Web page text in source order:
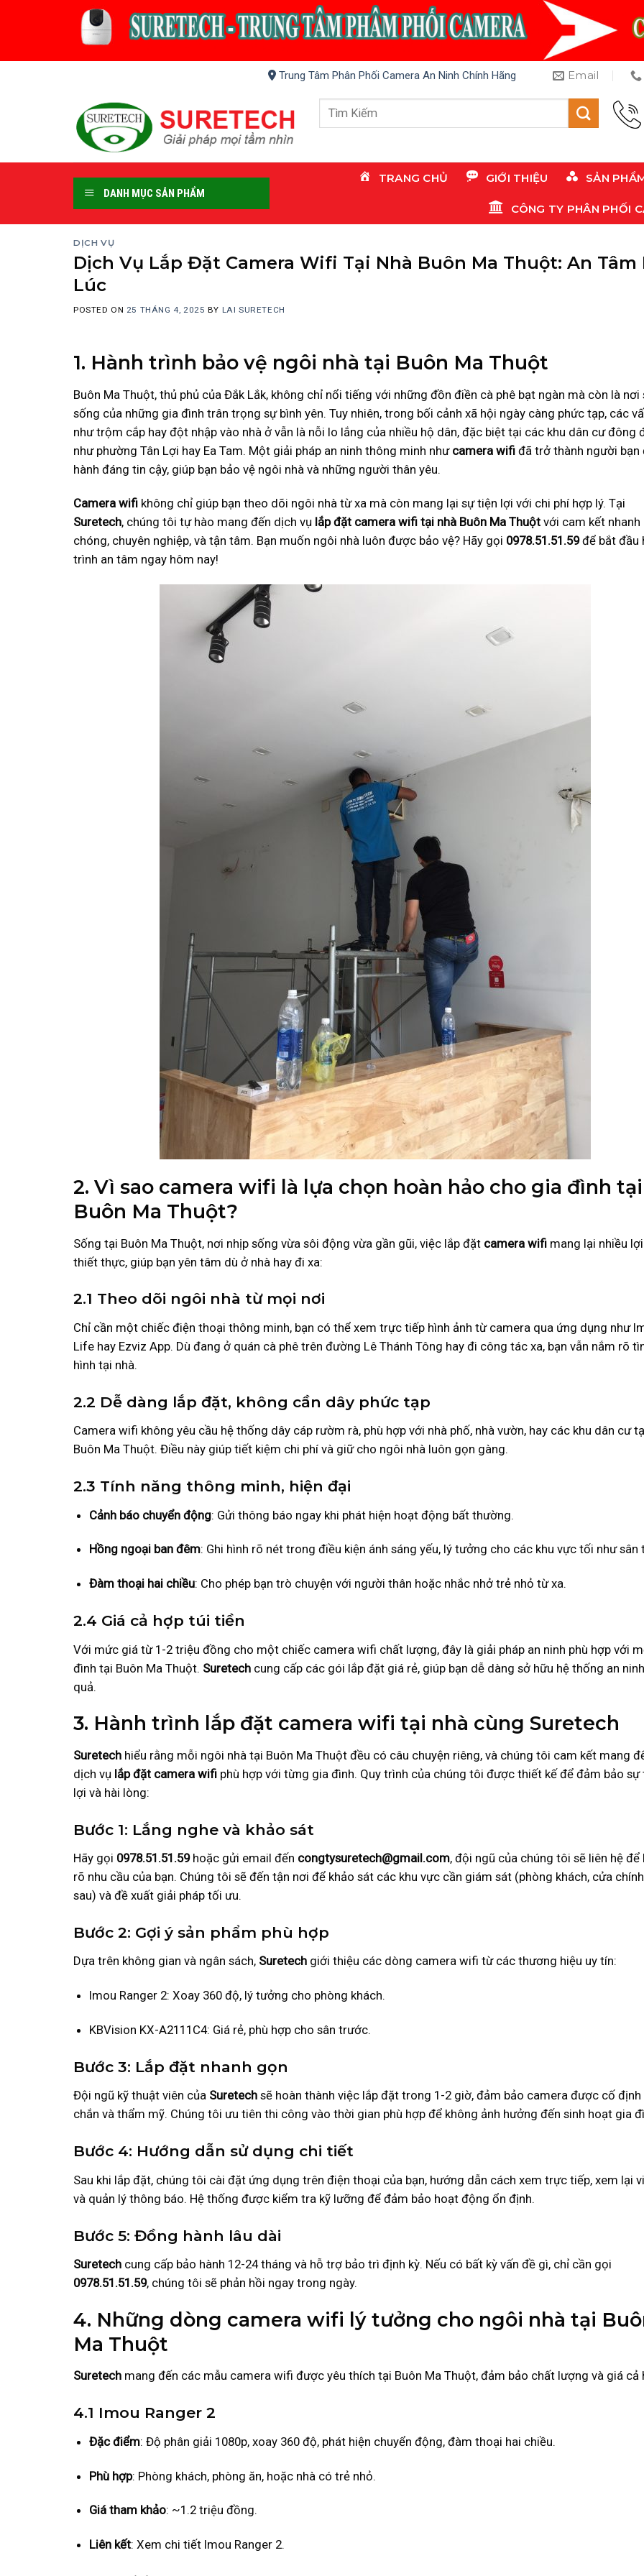
Trung Tâm Phân Phối Camera An Ninh Chính Hãng Email
Tìm
DANH MỤC SẢN PHẨM
TRANG CHỦ GIỚI THIỆU SẢN
CÔNG TY PHÂN PHỐI
DỊCH VỤ
Dịch Vụ Lắp Đặt Camera Wifi Tại Nhà Buôn Ma Thuột: An Tâm
Lúc
POSTED ON 25 THÁNG 4, 2025 BY LAI SURETECH
1. Hành trình bảo vệ ngôi nhà tại Buôn Ma Thuột
Buôn Ma Thuột, thủ phủ của Đắk Lắk, không chỉ nổi tiếng với những đồn điền cà phê bạt ngàn mà còn là nơi
sống của những gia đình trân trọng sự bình yên. Tuy nhiên, trong bối cảnh xã hội ngày càng phức tạp, các
như trộm cắp hay đột nhập vào nhà ở vẫn là nỗi lo lắng của nhiều hộ dân, đặc biệt tại các khu dân cư đông
như phường Tân Lợi hay Ea Tam. Một giải pháp an ninh thông minh như camera wifi đã trở thành người bạn
hành đáng tin cậy, giúp bạn bảo vệ ngôi nhà và những người thân yêu.
Camera wifi không chỉ giúp bạn theo dõi ngôi nhà từ xa mà còn mang lại sự tiện lợi với chi phí hợp lý. Tại
Suretech, chúng tôi tự hào mang đến dịch vụ lắp đặt camera wifi tại nhà Buôn Ma Thuột với cam kết nhanh
chóng, chuyên nghiệp, và tận tâm. Bạn muốn ngôi nhà luôn được bảo vệ? Hãy gọi 0978.51.51.59để bắt đầu
trình an tâm ngay hôm nay!
2. Vì sao camera wifi là lựa chọn hoàn hảo cho gia đình tại
Buôn Ma Thuột?
Sống tại Buôn Ma Thuột, nơi nhịp sống vừa sôi động vừa gần gũi, việc lắp đặt camera wifi mang lại nhiều
thiết thực, giúp bạn yên tâm dù ở nhà hay đi xa:
2.1 Theo dõi ngôi nhà từ mọi nơi
Chỉ cần một chiếc điện thoại thông minh, bạn có thể xem trực tiếp hình ảnh từ camera qua ứng dụng như
Life hay Ezviz App. Dù đang ở quán cà phê trên đường Lê Thánh Tông hay đi công tác xa, bạn vẫn nắm rõ
hình tại nhà.
2.2 Dễ dàng lắp đặt, không cần dây phức tạp
Camera wifi không yêu cầu hệ thống dây cáp rườm rà, phù hợp với nhà phố, nhà vườn, hay các khu dân cư
Buôn Ma Thuột. Điều này giúp tiết kiệm chi phí và giữ cho ngôi nhà luôn gọn gàng.
2.3 Tính năng thông minh, hiện đại
Cảnh báo chuyển động: Gửi thông báo ngay khi phát hiện hoạt động bất thường.
Hồng ngoại ban đêm: Ghi hình rõ nét trong điều kiện ánh sáng yếu, lý tưởng cho các khu vực tối như sân
Đàm thoại hai chiều: Cho phép bạn trò chuyện với người thân hoặc nhắc nhở trẻ nhỏ từ xa.
2.4 Giá cả hợp túi tiền
Với mức giá từ 1-2 triệu đồng cho một chiếc camera wifi chất lượng, đây là giải pháp an ninh phù hợp với
đình tại Buôn Ma Thuột. Suretech cung cấp các gói lắp đặt giá rẻ, giúp bạn dễ dàng sở hữu hệ thống an
quả.
3. Hành trình lắp đặt camera wifi tại nhà cùng Suretech
Suretech hiểu rằng mỗi ngôi nhà tại Buôn Ma Thuột đều có câu chuyện riêng, và chúng tôi cam kết mang
dịch vụ lắp đặt camera wifi phù hợp với từng gia đình. Quy trình của chúng tôi được thiết kế để đảm bảo sự
lợi và hài lòng:
Bước 1: Lắng nghe và khảo sát
Hãy gọi 0978.51.51.59hoặc gửi email đến congtysuretech@gmail.com, đội ngũ của chúng tôi sẽ liên hệ để
rõ nhu cầu của bạn. Chúng tôi sẽ đến tận nơi để khảo sát các khu vực cần giám sát (phòng khách, cửa
sau) và đề xuất giải pháp tối ưu.
Bước 2: Gợi ý sản phẩm phù hợp
Dựa trên không gian và ngân sách, Suretech giới thiệu các dòng camera wifi từ các thương hiệu uy tín:
Imou Ranger 2: Xoay 360 độ, lý tưởng cho phòng khách.
KBVision KX-A2111C4: Giá rẻ, phù hợp cho sân trước.
Bước 3: Lắp đặt nhanh gọn
Đội ngũ kỹ thuật viên của Suretech sẽ hoàn thành việc lắp đặt trong 1-2 giờ, đảm bảo camera được cố định
chắn và thẩm mỹ. Chúng tôi ưu tiên thi công vào thời gian phù hợp để không ảnh hưởng đến sinh hoạt gia
Bước 4: Hướng dẫn sử dụng chi tiết
Sau khi lắp đặt, chúng tôi cài đặt ứng dụng trên điện thoại của bạn, hướng dẫn cách xem trực tiếp, xem lại
và quản lý thông báo. Hệ thống được kiểm tra kỹ lưỡng để đảm bảo hoạt động ổn định.
Bước 5: Đồng hành lâu dài
Suretech cung cấp bảo hành 12-24 tháng và hỗ trợ bảo trì định kỳ. Nếu có bất kỳ vấn đề gì, chỉ cần gọi
0978.51.51.59, chúng tôi sẽ phản hồi ngay trong ngày.
4. Những dòng camera wifi lý tưởng cho ngôi nhà tại
Ma Thuột
Suretech mang đến các mẫu camera wifi được yêu thích tại Buôn Ma Thuột, đảm bảo chất lượng và giá cả
4.1 Imou Ranger 2
Đặc điểm: Độ phân giải 1080p, xoay 360 độ, phát hiện chuyển động, đàm thoại hai chiều.
Phù hợp: Phòng khách, phòng ăn, hoặc nhà có trẻ nhỏ.
Giá tham khảo: ~1.2 triệu đồng.
Liên kết: Xem chi tiết Imou Ranger 2.